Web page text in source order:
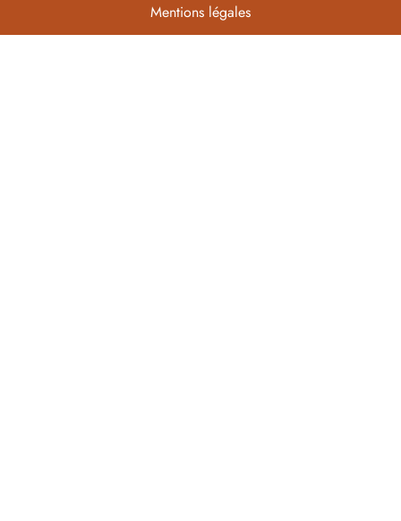
Mentions légales